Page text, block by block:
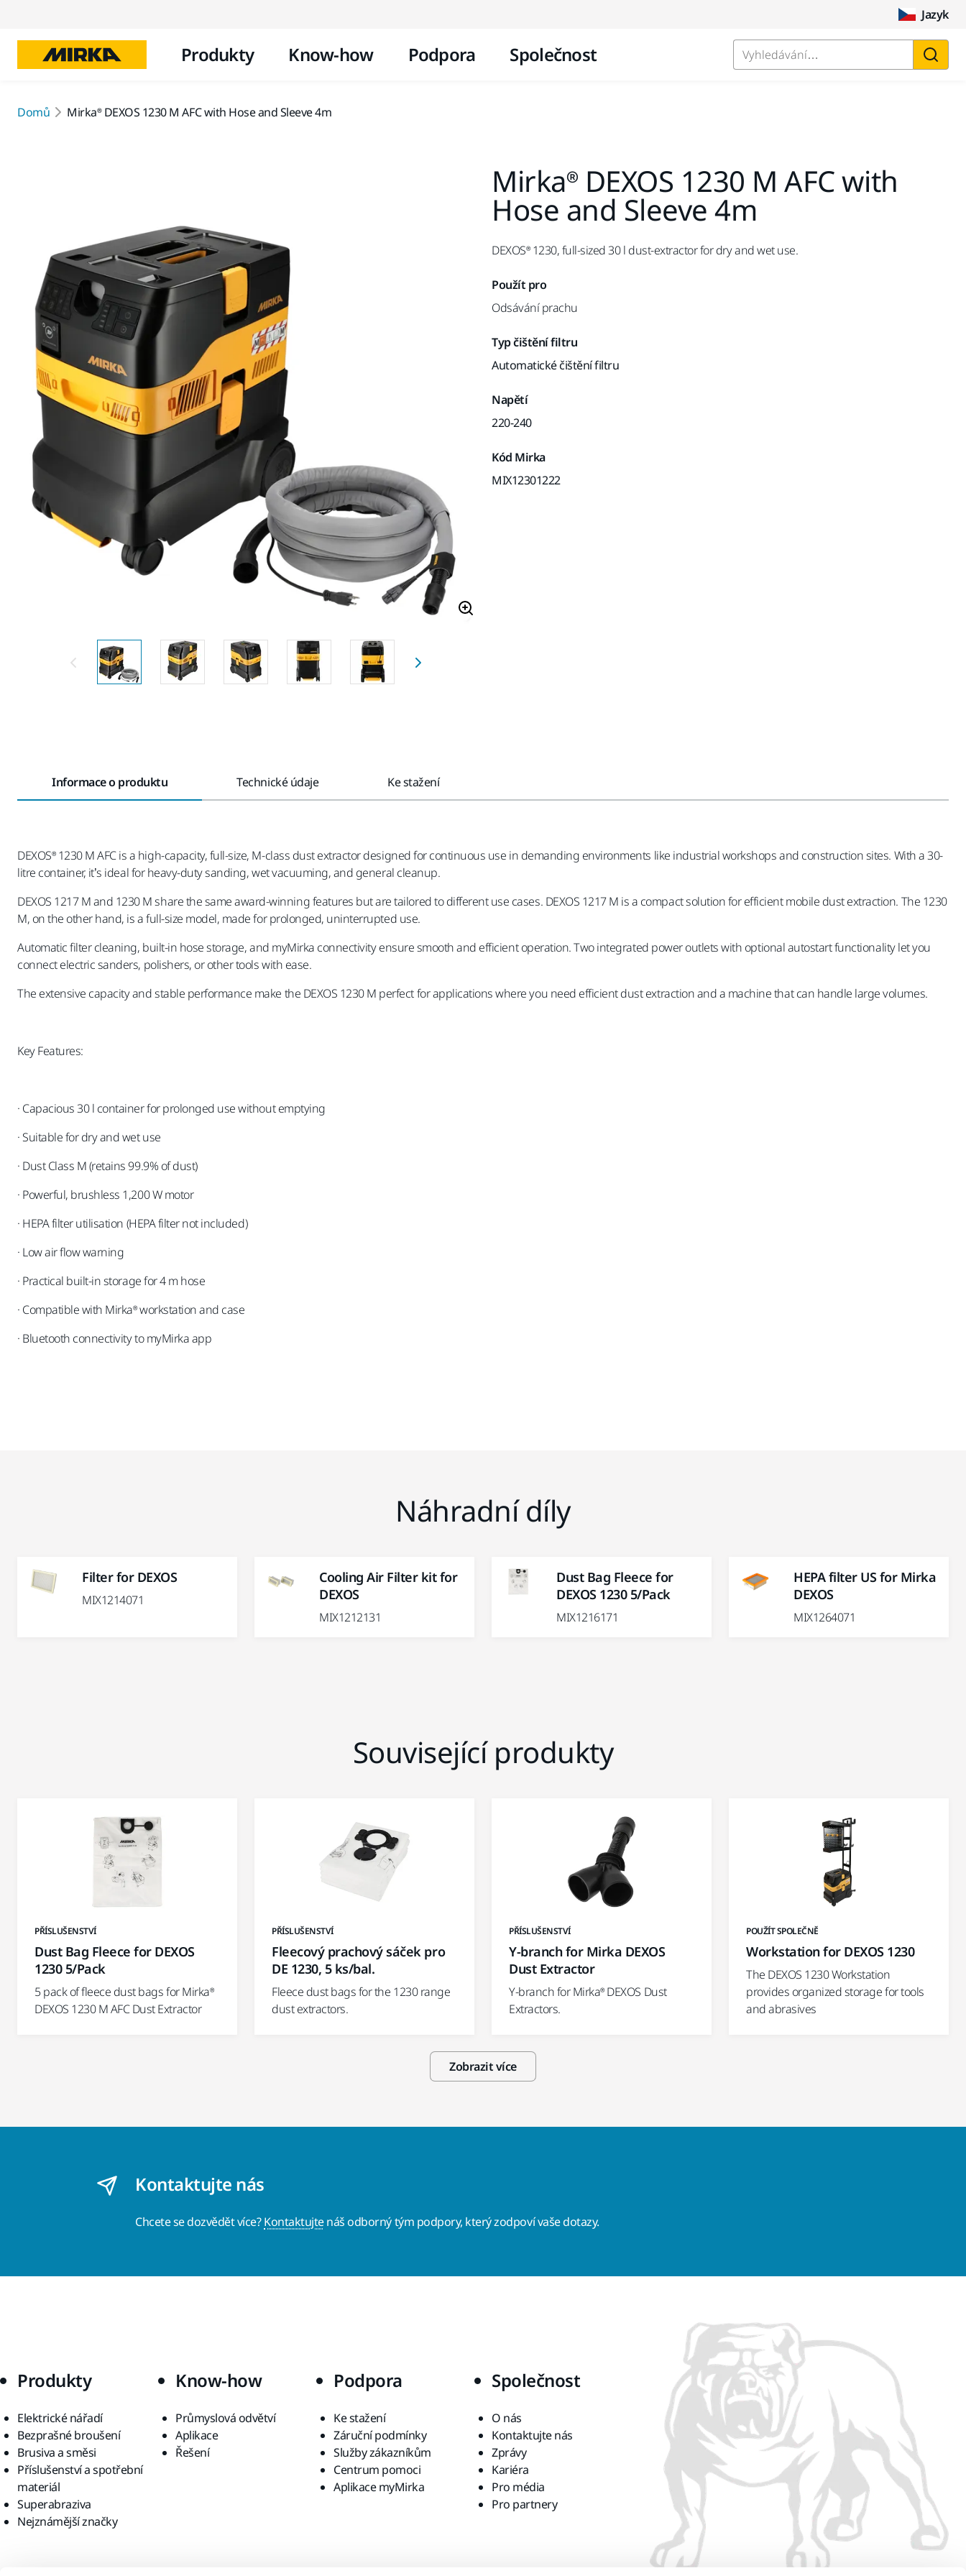
Jazyk
Produkty Know-how Podpora Společnost Vyhledávání…
Domů Mirka® DEXOS 1230 M AFC with Hose and Sleeve 4m
Mirka® DEXOS 1230 M AFC with
Hose and Sleeve 4m
DEXOS® 1230, full-sized 30 l dust-extractor for dry and wet use.
Použít pro
Odsávání prachu
Typ čištění filtru
Automatické čištění filtru
Napětí
220-240
Kód Mirka
MIX12301222
Informace o produktu Technické údaje Ke stažení
DEXOS® 1230 M AFC is a high-capacity, full-size, M-class dust extractor designed for continuous use in demanding environments like industrial workshops and construction sites. With a 30-
litre container, it’s ideal for heavy-duty sanding, wet vacuuming, and general cleanup.
DEXOS 1217 M and 1230 M share the same award-winning features but are tailored to different use cases. DEXOS 1217 M is a compact solution for efficient mobile dust extraction. The 1230
M, on the other hand, is a full-size model, made for prolonged, uninterrupted use.
Automatic filter cleaning, built-in hose storage, and myMirka connectivity ensure smooth and efficient operation. Two integrated power outlets with optional autostart functionality let you
connect electric sanders, polishers, or other tools with ease.
The extensive capacity and stable performance make the DEXOS 1230 M perfect for applications where you need efficient dust extraction and a machine that can handle large volumes.
Key Features:
· Capacious 30 l container for prolonged use without emptying
· Suitable for dry and wet use
· Dust Class M (retains 99.9% of dust)
· Powerful, brushless 1,200 W motor
· HEPA filter utilisation (HEPA filter not included)
· Low air flow warning
· Practical built-in storage for 4 m hose
· Compatible with Mirka® workstation and case
· Bluetooth connectivity to myMirka app
Náhradní díly
Filter for DEXOS
MIX1214071
Cooling Air Filter kit for
DEXOS
MIX1212131
Dust Bag Fleece for
DEXOS 1230 5/Pack
MIX1216171
HEPA filter US for Mirka
DEXOS
MIX1264071
Související produkty
PŘÍSLUŠENSTVÍ
Dust Bag Fleece for DEXOS
1230 5/Pack
5 pack of fleece dust bags for Mirka®
DEXOS 1230 M AFC Dust Extractor
PŘÍSLUŠENSTVÍ
Fleecový prachový sáček pro
DE 1230, 5 ks/bal.
Fleece dust bags for the 1230 range
dust extractors.
PŘÍSLUŠENSTVÍ
Y-branch for Mirka DEXOS
Dust Extractor
Y-branch for Mirka® DEXOS Dust
Extractors.
POUŽÍT SPOLEČNĚ
Workstation for DEXOS 1230
The DEXOS 1230 Workstation
provides organized storage for tools
and abrasives
Zobrazit více
Kontaktujte nás
Chcete se dozvědět více?Kontaktujtenáš odborný tým podpory, který zodpoví vaše dotazy.
Produkty
Elektrické nářadí
Bezprašné broušení
Brusiva a směsi
Příslušenství a spotřební
materiál
Superabraziva
Nejznámější značky
Know-how
Průmyslová odvětví
Aplikace
Řešení
Podpora
Ke stažení
Záruční podmínky
Služby zákazníkům
Centrum pomoci
Aplikace myMirka
Společnost
O nás
Kontaktujte nás
Zprávy
Kariéra
Pro média
Pro partnery